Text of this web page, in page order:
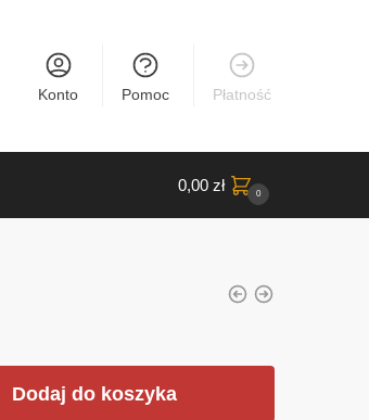
Konto Pomoc Płatność
0,00 zł 0
Dodaj do koszyka